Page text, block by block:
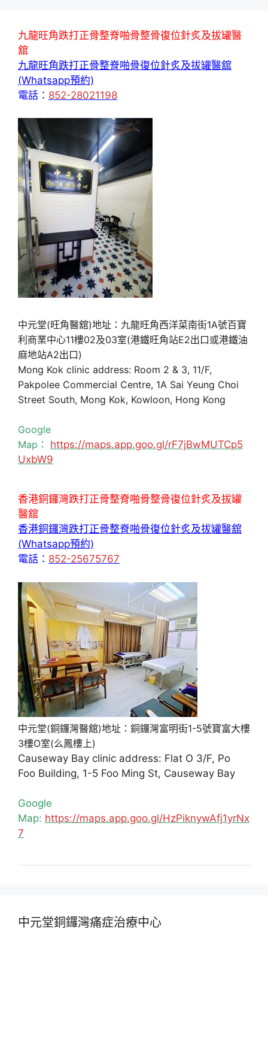
九龍旺角跌打正骨整脊啪骨整骨復位針炙及拔罐醫
舘
九龍旺角跌打正骨整脊啪骨復位針炙及拔罐醫舘
(Whatsapp預約)
電話： 852-28021198
中元堂(旺角醫舘)地址：九龍旺角西洋菜南街1A號百寶
利商業中心11樓02及03室(港鐵旺角站E2出口或港鐵油
麻地站A2出口)
Mong Kok clinic address: Room 2 & 3, 11/F,
Pakpolee Commercial Centre, 1A Sai Yeung Choi
Street South, Mong Kok, Kowloon, Hong Kong
Google
Map： https://maps.app.goo.gl/rF7jBwMUTCp5
UxbW9
香港銅鑼灣跌打正骨整脊啪骨整骨復位針炙及拔罐
醫舘
香港銅鑼灣跌打正骨整脊啪骨復位針炙及拔罐醫舘
(Whatsapp預約)
電話： 852-25675767
中元堂(銅鑼灣醫舘)地址：銅鑼灣富明街1-5號寶富大樓
3樓O室(么鳳樓上)
Causeway Bay clinic address: Flat O 3/F, Po
Foo Building, 1-5 Foo Ming St, Causeway Bay
Google
Map: https://maps.app.goo.gl/HzPiknywAfj1yrNx
7
中元堂銅鑼灣痛症治療中心